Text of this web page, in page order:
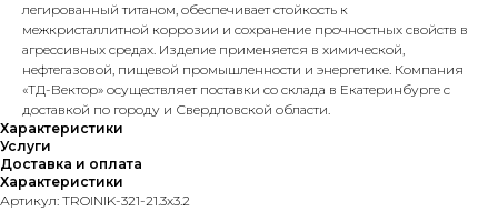
легированный титаном, обеспечивает стойкость к
межкристаллитной коррозии и сохранение прочностных свойств в
агрессивных средах. Изделие применяется в химической,
нефтегазовой, пищевой промышленности и энергетике. Компания
«ТД-Вектор» осуществляет поставки со склада в Екатеринбурге с
доставкой по городу и Свердловской области.
Характеристики
Услуги
Доставка и оплата
Характеристики
Артикул: TROINIK-321-21.3x3.2